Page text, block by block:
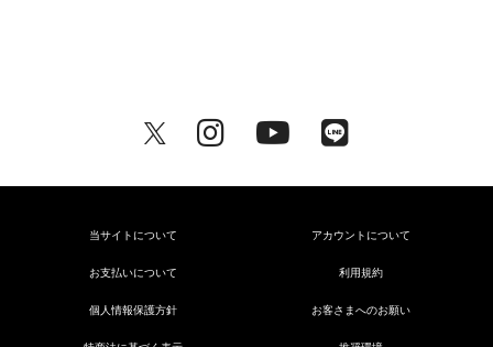
当サイトについて アカウントについて
お支払いについて 利用規約
個人情報保護方針 お客さまへのお願い